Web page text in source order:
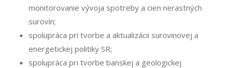
monitorovanie vývoja spotreby a cien nerastných
surovín;
spolupráca pri tvorbe a aktualizácii surovinovej a
energetickej politiky SR;
spolupráca pri tvorbe banskej a geologickej